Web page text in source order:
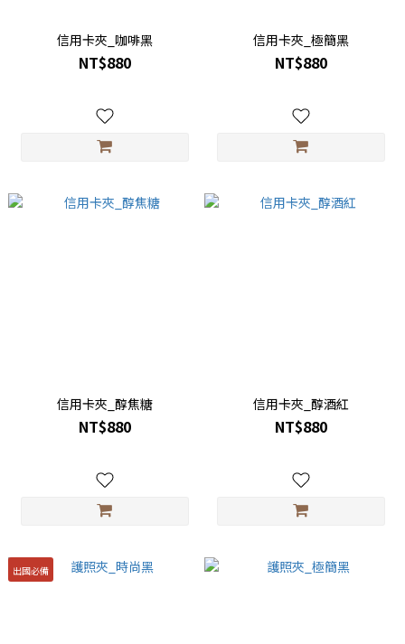
信用卡夾_咖啡黑
NT$880
信用卡夾_極簡黑
NT$880
信用卡夾_醇焦糖
NT$880
信用卡夾_醇酒紅
NT$880
出國必備